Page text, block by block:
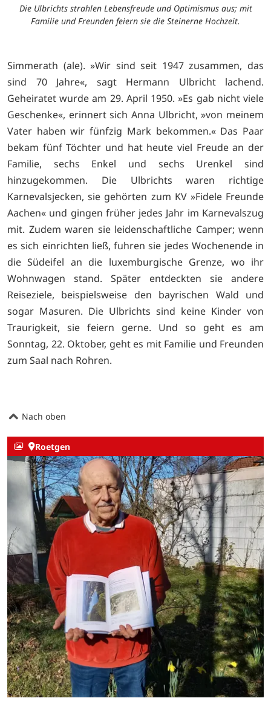
Die Ulbrichts strahlen Lebensfreude und Optimismus aus; mit
Familie und Freunden feiern sie die Steinerne Hochzeit.
Simmerath (ale). »Wir sind seit 1947 zusammen, das
sind 70 Jahre«, sagt Hermann Ulbricht lachend.
Geheiratet wurde am 29. April 1950. »Es gab nicht viele
Geschenke«, erinnert sich Anna Ulbricht, »von meinem
Vater haben wir fünfzig Mark bekommen.« Das Paar
bekam fünf Töchter und hat heute viel Freude an der
Familie, sechs Enkel und sechs Urenkel sind
hinzugekommen. Die Ulbrichts waren richtige
Karnevalsjecken, sie gehörten zum KV »Fidele Freunde
Aachen« und gingen früher jedes Jahr im Karnevalszug
mit. Zudem waren sie leidenschaftliche Camper; wenn
es sich einrichten ließ, fuhren sie jedes Wochenende in
die Südeifel an die luxemburgische Grenze, wo ihr
Wohnwagen stand. Später entdeckten sie andere
Reiseziele, beispielsweise den bayrischen Wald und
sogar Masuren. Die Ulbrichts sind keine Kinder von
Traurigkeit, sie feiern gerne. Und so geht es am
Sonntag, 22. Oktober, geht es mit Familie und Freunden
zum Saal nach Rohren.
Nach oben
Roetgen